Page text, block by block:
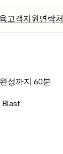
고객지원연락처
성까지 60분
Blast